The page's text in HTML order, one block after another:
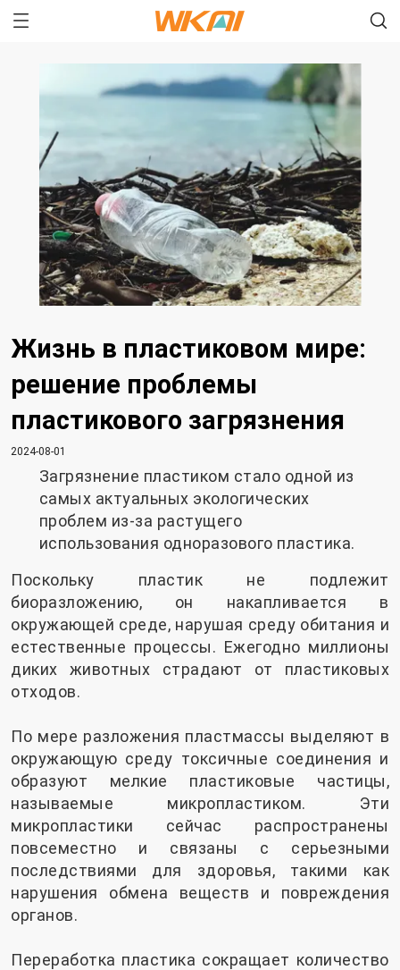
Жизнь в пластиковом мире:
решение проблемы
пластикового загрязнения
2024-08-01
Загрязнение пластиком стало одной из
самых актуальных экологических
проблем из-за растущего
использования одноразового пластика.
Поскольку пластик не подлежит
биоразложению, он накапливается в
окружающей среде, нарушая среду обитания и
естественные процессы. Ежегодно миллионы
диких животных страдают от пластиковых
отходов.
По мере разложения пластмассы выделяют в
окружающую среду токсичные соединения и
образуют мелкие пластиковые частицы,
называемые микропластиком. Эти
микропластики сейчас распространены
повсеместно и связаны с серьезными
последствиями для здоровья, такими как
нарушения обмена веществ и повреждения
органов.
Переработка пластика сокращает количество